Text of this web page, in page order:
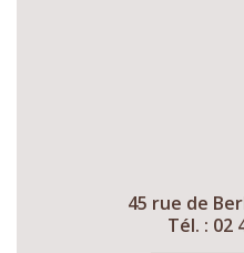
45 rue de
Tél. : 02